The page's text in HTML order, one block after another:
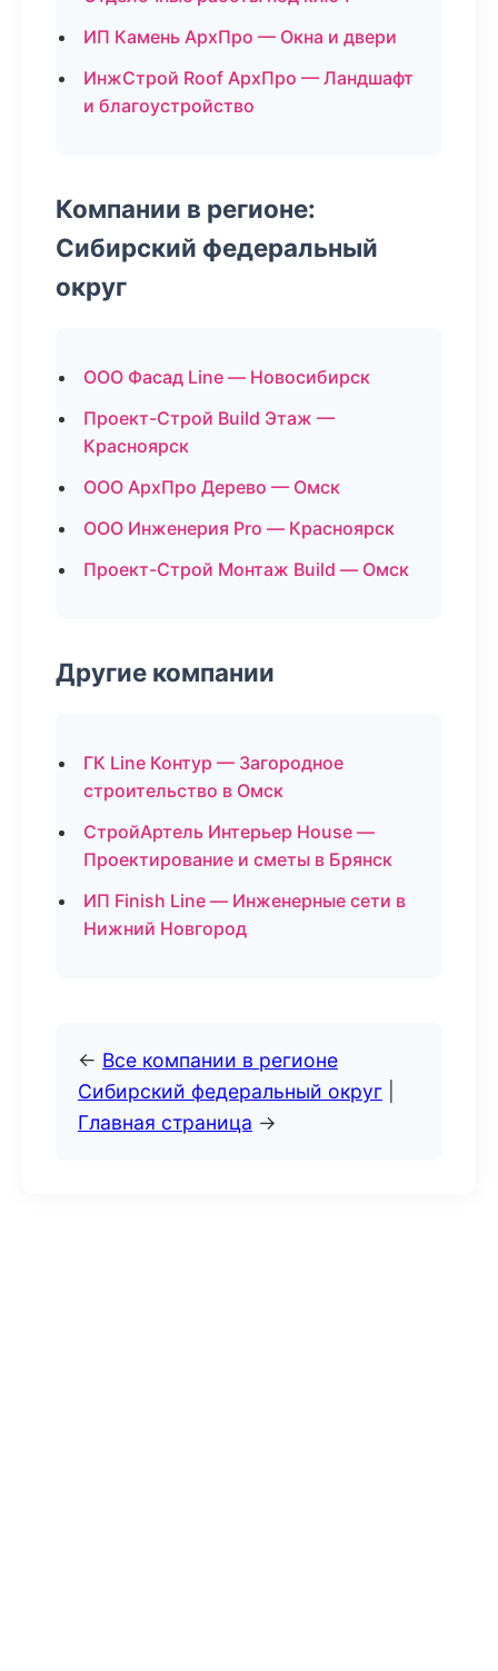
ИП Камень АрхПро — Окна и двери
ИнжСтрой Roof АрхПро — Ландшафт
и благоустройство
Компании в регионе:
Сибирский федеральный
округ
ООО Фасад Line — Новосибирск
Проект-Строй Build Этаж —
Красноярск
ООО АрхПро Дерево — Омск
ООО Инженерия Pro — Красноярск
Проект-Строй Монтаж Build — Омск
Другие компании
ГК Line Контур — Загородное
строительство в Омск
СтройАртель Интерьер House —
Проектирование и сметы в Брянск
ИП Finish Line — Инженерные сети в
Нижний Новгород
← Все компании в регионе
Сибирский федеральный округ
Главная страница →